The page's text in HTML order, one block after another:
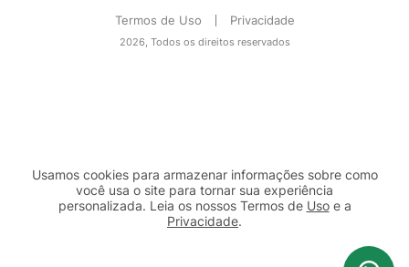
Termos de Uso Privacidade
2026, Todos os direitos reservados
Usamos cookies para armazenar informações sobre como
você usa o site para tornar sua experiência
personalizada. Leia os nossos Termos de Usoe a
Privacidade.